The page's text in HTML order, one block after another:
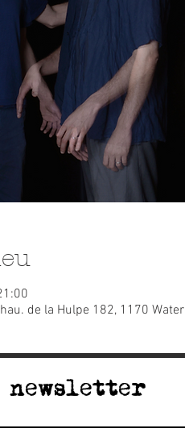
de la Hulpe 182, 1170
newsletter